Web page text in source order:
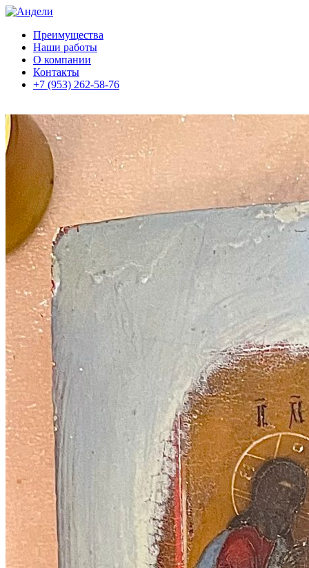
Преимущества
Наши работы
О компании
Контакты
+7 (953) 262-58-76